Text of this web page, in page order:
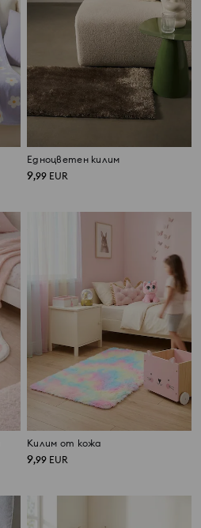
Едноцветен килим
9,99 EUR
Килим от кожа
9,99 EUR